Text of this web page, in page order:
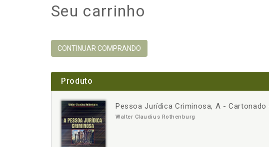
Seu carrinho
CONTINUAR COMPRANDO
Produto
Pessoa Jurídica Criminosa, A - Cartonado
Walter Claudius Rothenburg
- +